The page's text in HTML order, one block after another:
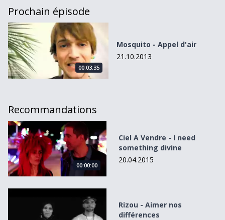
Prochain épisode
Mosquito - Appel d&#039;air
00:03:35
Mosquito - Appel d'air
21.10.2013
Recommandations
Ciel A Vendre - I need something divine
00:00:00
Ciel A Vendre - I need
something divine
20.04.2015
Rizou - Aimer nos différences
Rizou - Aimer nos
différences